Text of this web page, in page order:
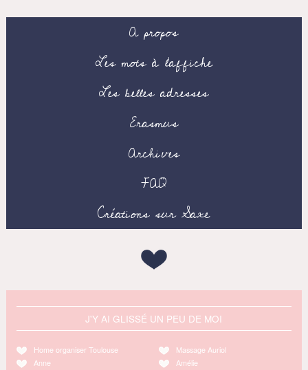
A propos
Les mots à l’affiche
Les belles adresses
Erasmus
Archives
FAQ
Créations sur Saxe
J'Y AI GLISSÉ UN PEU DE MOI
Home organiser Toulouse
Anne
Massage Auriol
Amélie